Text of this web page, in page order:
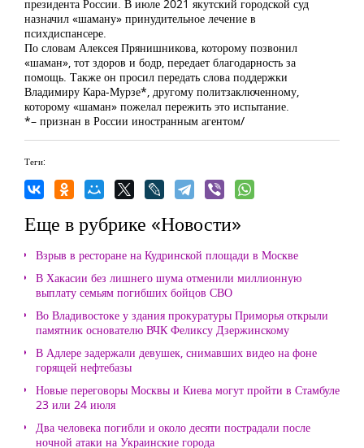
президента России. В июле 2021 якутский городской суд
назначил «шаману» принудительное лечение в
психдиспансере.
По словам Алексея Прянишникова, которому позвонил
«шаман», тот здоров и бодр, передает благодарность за
помощь. Также он просил передать слова поддержки
Владимиру Кара-Мурзе*, другому политзаключенному,
которому «шаман» пожелал пережить это испытание.
*– признан в России иностранным агентом/
Теги:
Еще в рубрике «Новости»
Взрыв в ресторане на Кудринской площади в Москве
В Хакасии без лишнего шума отменили миллионную
выплату семьям погибших бойцов СВО
Во Владивостоке у здания прокуратуры Приморья открыли
памятник основателю ВЧК Феликсу Дзержинскому
В Адлере задержали девушек, снимавших видео на фоне
горящей нефтебазы
Новые переговоры Москвы и Киева могут пройти в Стамбуле
23 или 24 июля
Два человека погибли и около десяти пострадали после
ночной атаки на Украинские города